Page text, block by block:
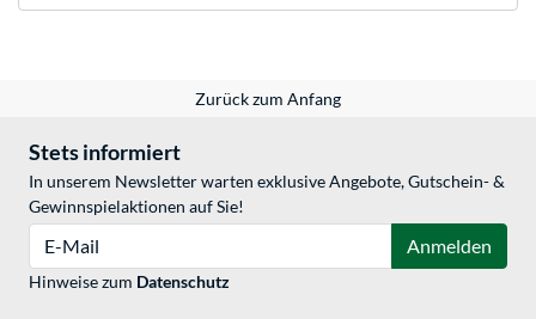
Zurück zum Anfang
Stets informiert
In unserem Newsletter warten exklusive Angebote, Gutschein- &
Gewinnspielaktionen auf Sie!
Anmelden
Hinweise zum Datenschutz